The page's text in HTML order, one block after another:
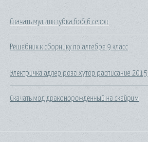
Скачать мультик губка боб 6 сезон
Решебник к сборнику по алгебре 9 класс
Электричка адлер роза хутор расписание 2015
Скачать мод драконорожденный на скайрим